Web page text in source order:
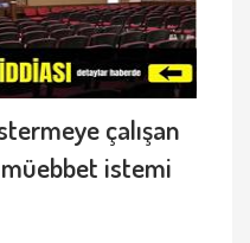
çalışan
müebbet istemi